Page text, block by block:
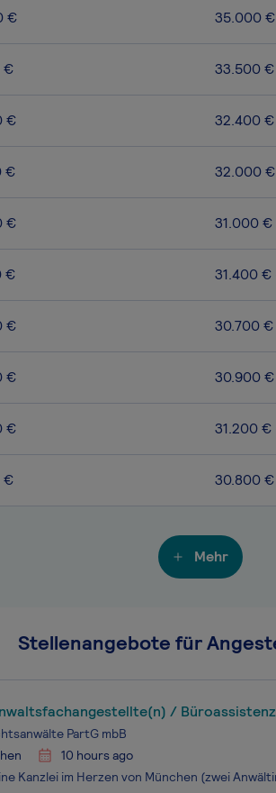
€ 35.000
€ 33.500
€ 32.400
€ 32.000
€ 31.000
€ 31.400
€ 30.700
€ 30.900
€ 31.200
€ 30.800
Mehr
Stellenangebote für
/
PartG mbB
10 hours ago